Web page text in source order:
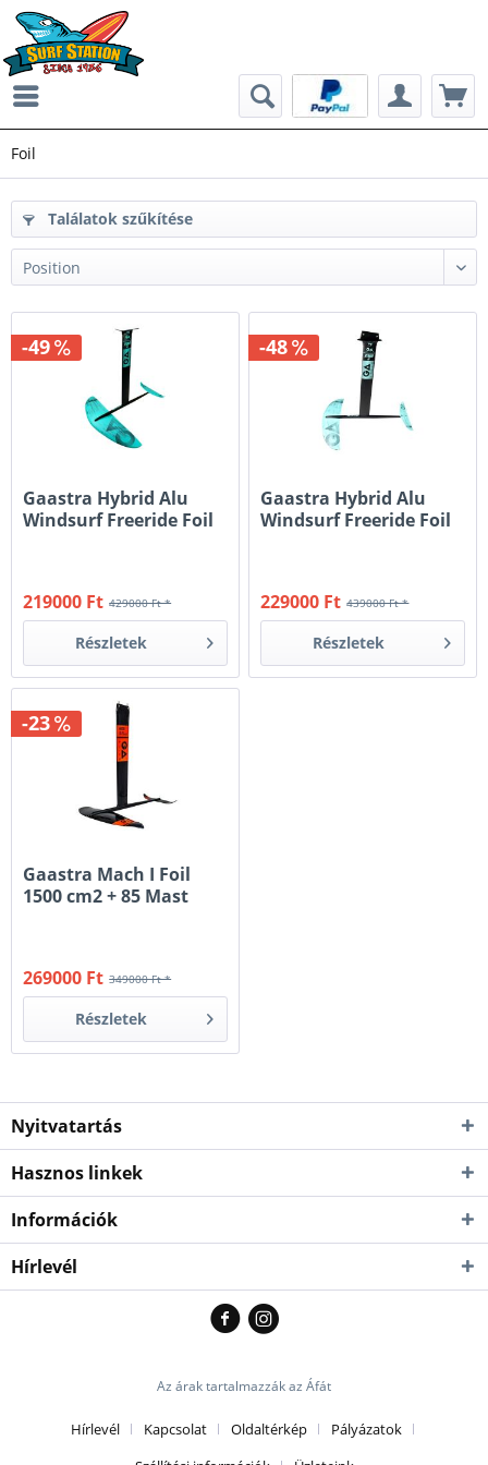
Foil
Találatok szűkítése
-49
Gaastra Hybrid Alu
Windsurf Freeride Foil
429000 Ft *
219000 Ft
Részletek
-48
Gaastra Hybrid Alu
Windsurf Freeride Foil
439000 Ft *
229000 Ft
Részletek
-23
Gaastra Mach I Foil
1500 cm2 + 85 Mast
349000 Ft *
269000 Ft
Részletek
Nyitvatartás
Hasznos linkek
Információk
Hírlevél
Az árak tartalmazzák az Áfát
Hírlevél Kapcsolat Oldaltérkép
Pályázatok